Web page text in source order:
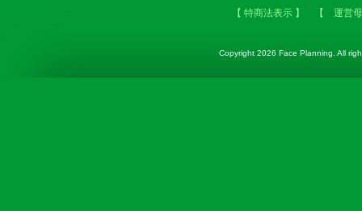
【 特商法表示 】 【 運営
Copyright 2026 Face Planning. All